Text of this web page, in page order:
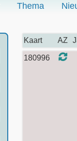
Thema
Kaart AZ
180996